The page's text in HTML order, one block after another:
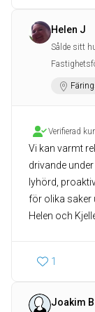
Helen J
Sålde sitt
Verifierad
Vi kan varmt
drivande
lyhörd,
för olika saker
Helen och
1
Joakim B